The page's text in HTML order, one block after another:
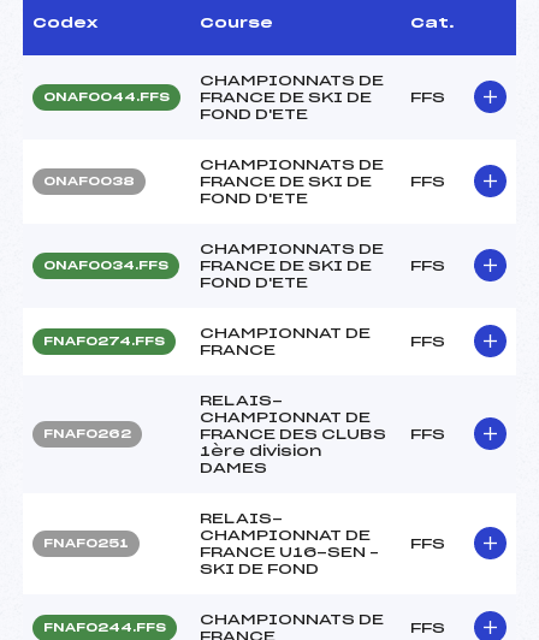
Codex Course Cat.
ONAF0044.FFS
CHAMPIONNATS DE
FRANCE DE SKI DE
FOND D'ETE
FFS
ONAF0038
CHAMPIONNATS DE
FRANCE DE SKI DE
FOND D'ETE
FFS
ONAF0034.FFS
CHAMPIONNATS DE
FRANCE DE SKI DE
FOND D'ETE
FFS
FNAF0274.FFS
CHAMPIONNAT DE
FRANCE
FFS
FNAF0262
RELAIS-
CHAMPIONNAT DE
FRANCE DES CLUBS
1ère division
DAMES
FFS
FNAF0251
RELAIS-
CHAMPIONNAT DE
FRANCE U16-SEN –
SKI DE FOND
FFS
FNAF0244.FFS
CHAMPIONNATS DE
FRANCE
FFS